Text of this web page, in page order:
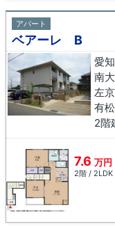
アパート
ベアーレ B
愛
南
左
有
2階
7.6 万円
2階 / 2LDK